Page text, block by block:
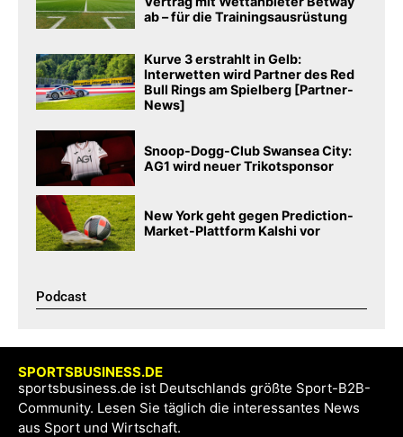
ab – für die Trainingsausrüstung
Kurve 3 erstrahlt in Gelb:
Interwetten wird Partner des Red
Bull Rings am Spielberg [Partner-
News]
Snoop-Dogg-Club Swansea City:
AG1 wird neuer Trikotsponsor
New York geht gegen Prediction-
Market-Plattform Kalshi vor
Podcast​
SPORTSBUSINESS.DE
sportsbusiness.de ist Deutschlands größte Sport-B2B-
Community. Lesen Sie täglich die interessantes News
aus Sport und Wirtschaft.